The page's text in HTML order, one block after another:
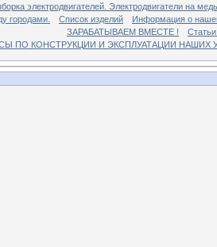
электродвигателей. Электродвигатели на
городами.
Список изделий
Информация о
ЗАРАБАТЫВАЕМ ВМЕСТЕ !
ПО КОНСТРУКЦИИ И ЭКСПЛУАТАЦИИ НАШИХ